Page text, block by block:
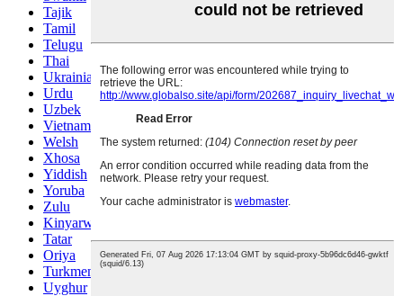
Tajik
Tamil
Telugu
Thai
Ukrainian
Urdu
Uzbek
Vietnamese
Welsh
Xhosa
Yiddish
Yoruba
Zulu
Kinyarwanda
Tatar
Oriya
Turkmen
Uyghur